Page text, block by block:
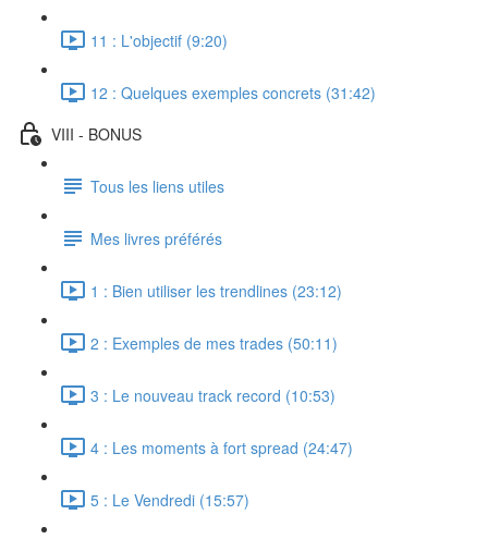
11 : L'objectif (9:20)
12 : Quelques exemples concrets (31:42)
VIII - BONUS
Tous les liens utiles
Mes livres préférés
1 : Bien utiliser les trendlines (23:12)
2 : Exemples de mes trades (50:11)
3 : Le nouveau track record (10:53)
4 : Les moments à fort spread (24:47)
5 : Le Vendredi (15:57)